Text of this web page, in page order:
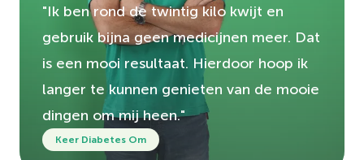
"Ik ben rond de twintig kilo kwijt en
gebruik bijna geen medicijnen meer. Dat
is een mooi resultaat. Hierdoor hoop ik
langer te kunnen genieten van de mooie
dingen om mij heen."
Keer Diabetes Om